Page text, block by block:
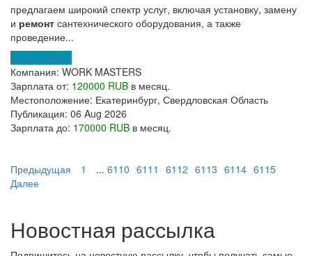
предлагаем широкий спектр услуг, включая установку, замену
и ремонт сантехнического оборудования, а также
проведение...
Откликнуться
Компания: WORK MASTERS
Зарплата от: 120000 RUB в месяц.
Местоположение: Екатеринбург, Свердловская Область
Публикация: 06 Aug 2026
Зарплата до: 170000 RUB в месяц.
Предыдущая 1 ... 6110 6111 6112 6113 6114 6115
Далее
Новостная рассылка